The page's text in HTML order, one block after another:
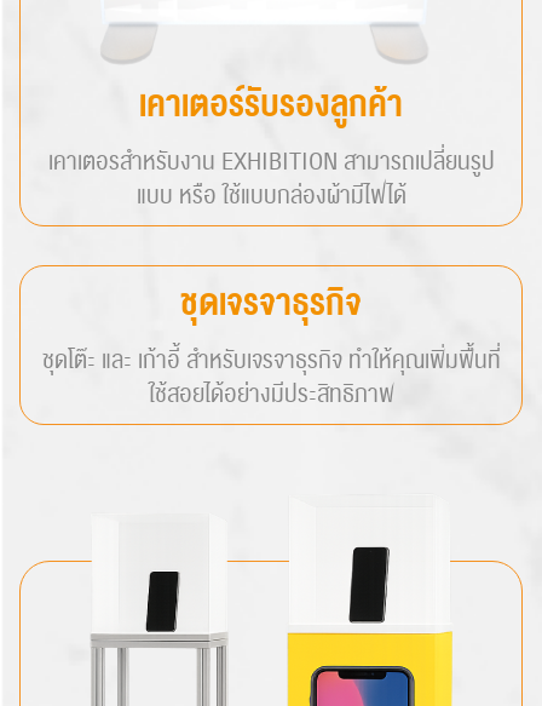
Search
เคาเตอร์รับรองลูกค้า
เคาเตอรสำหรับงาน EXHIBITION สามารถเปลี่ยนรูป
แบบ หรือ ใช้แบบกล่องผ้ามีไฟได้
ชุดเจรจาธุรกิจ
ชุดโต๊ะ และ เก้าอี้ สำหรับเจรจาธุรกิจ ทำให้คุณเพิ่มพื้นที่
ใช้สอยได้อย่างมีประสิทธิภาพ